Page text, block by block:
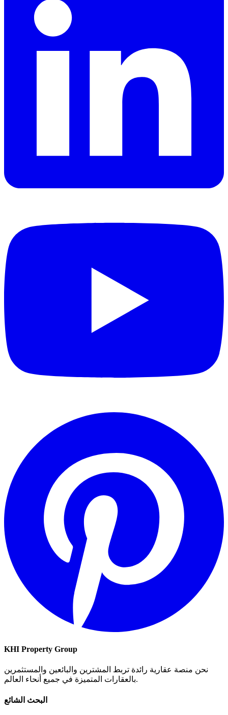
KHI Property Group
نحن منصة عقارية رائدة تربط المشترين والبائعين والمستثمرين
بالعقارات المتميزة في جميع أنحاء العالم.
البحث الشائع